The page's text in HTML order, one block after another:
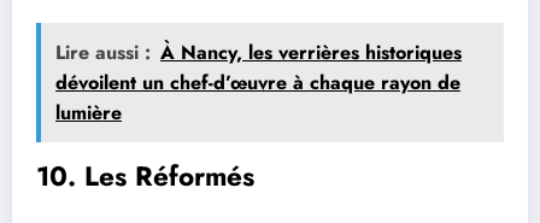
Lire aussi : À Nancy, les verrières historiques
dévoilent un chef-d’œuvre à chaque rayon de
lumière
10. Les Réformés